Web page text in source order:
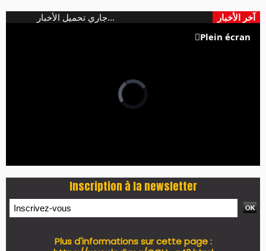
آخر الأخبار
جاري تحميل الأخبار...
Plein écran
Inscription à la newsletter
Plus d'informations sur cette page :